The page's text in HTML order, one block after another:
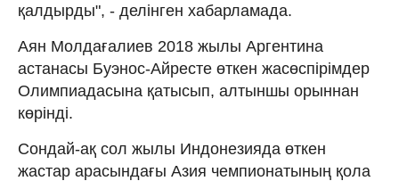
қалдырды", - делінген хабарламада.
Аян Молдағалиев 2018 жылы Аргентина
астанасы Буэнос-Айресте өткен жасөспірімдер
Олимпиадасына қатысып, алтыншы орыннан
көрінді.
Сондай-ақ сол жылы Индонезияда өткен
жастар арасындағы Азия чемпионатының қола